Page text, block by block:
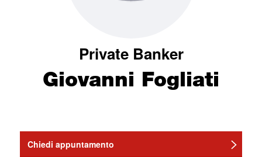
Private Banker
Giovanni Fogliati
Chiedi appuntamento